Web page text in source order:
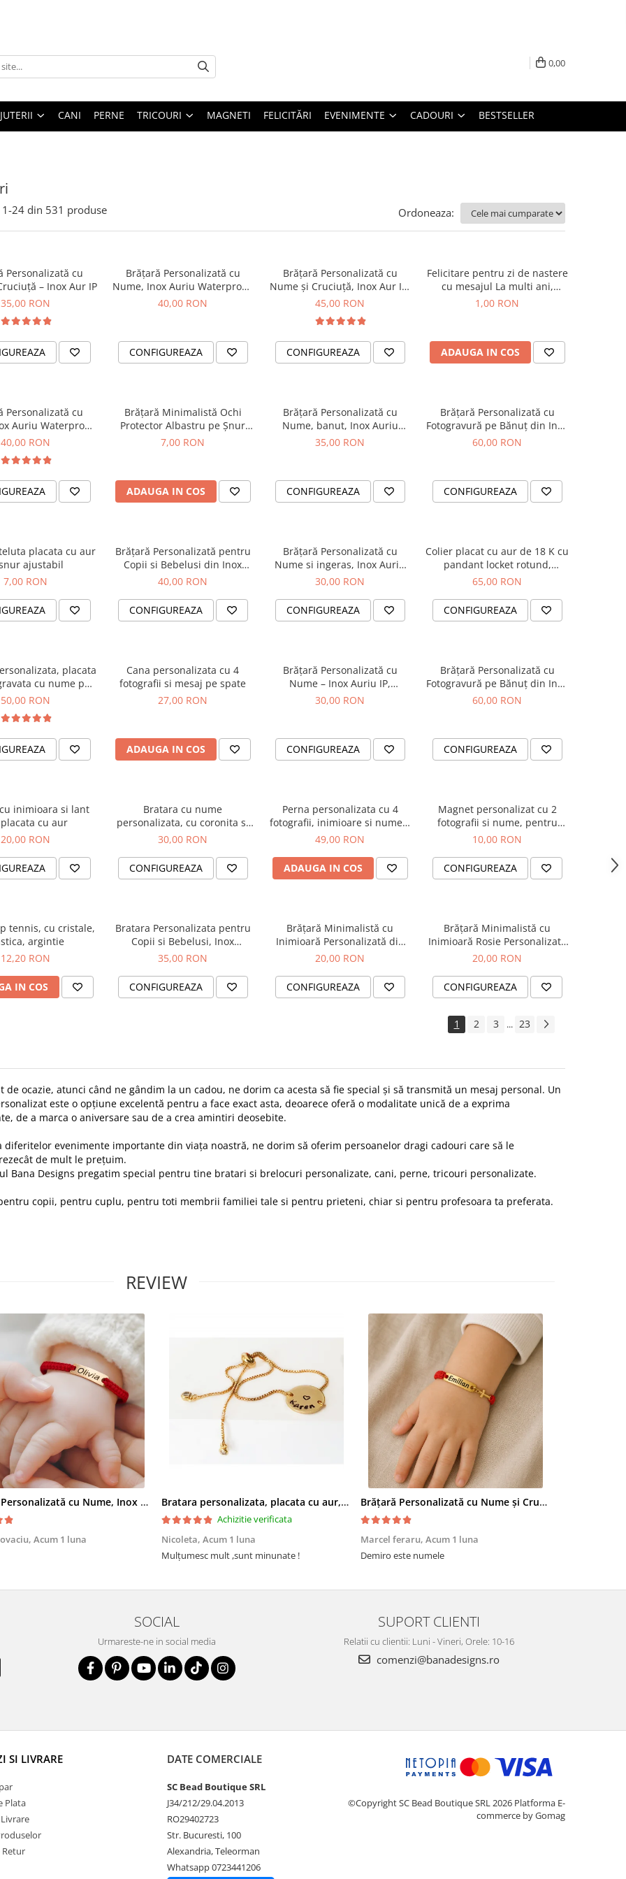
0,00
CANI PERNE TRICOURI MAGNETI FELICITĂRI EVENIMENTE CADOURI BESTSELLER
1-24 din 531 produse Ordoneaza:
Personalizată cu
– Inox Aur IP
35,00 RON
Brățară Personalizată cu
Nume, Inox Auriu Waterproof,
bilute pentru bebelusi
40,00 RON
CONFIGUREAZA
Brățară Personalizată cu
Nume și Cruciuță, Inox Aur IP,
Macrame
45,00 RON
CONFIGUREAZA
Felicitare pentru zi de nastere
cu mesajul La multi ani,
felicitare aniversara
1,00 RON
ADAUGA IN COS
Personalizată cu
Auriu Waterproof,
pentru copii
40,00 RON
Brățară Minimalistă Ochi
Protector Albastru pe Șnur
Mustar – Brățară Talisman
7,00 RON
ADAUGA IN COS
Brățară Personalizată cu
Nume, banut, Inox Auriu
Waterproof, pentru bebelusi
35,00 RON
CONFIGUREAZA
Brățară Personalizată cu
Fotogravură pe Bănuț din Inox
Argintiu 304
60,00 RON
CONFIGUREAZA
placata cu aur
ajustabil
7,00 RON
Brățară Personalizată pentru
Copii si Bebelusi din Inox
Waterproof, cu cristale rosii
40,00 RON
CONFIGUREAZA
Brățară Personalizată cu
Nume si ingeras, Inox Auriu
Waterproof, pentru bebelusi
30,00 RON
CONFIGUREAZA
Colier placat cu aur de 18 K cu
pandant locket rotund,
personalizat cu fotografie
65,00 RON
CONFIGUREAZA
placata
cu nume pe
inchidere reglabila
50,00 RON
Cana personalizata cu 4
fotografii si mesaj pe spate
27,00 RON
ADAUGA IN COS
Brățară Personalizată cu
Nume – Inox Auriu IP,
Waterproof
30,00 RON
CONFIGUREAZA
Brățară Personalizată cu
Fotogravură pe Bănuț din Inox
Argintiu 304 – Cristale Negre,
60,00 RON
CONFIGUREAZA
inimioara si lant
cu aur
20,00 RON
Bratara cu nume
personalizata, cu coronita si
snur ajustabil
30,00 RON
CONFIGUREAZA
Perna personalizata cu 4
fotografii, inimioare si numele
cuplului
49,00 RON
ADAUGA IN COS
Magnet personalizat cu 2
fotografii si nume, pentru
cuplu
10,00 RON
CONFIGUREAZA
tennis, cu cristale,
argintie
12,20 RON
IN COS
Bratara Personalizata pentru
Copii si Bebelusi, Inox
Waterproof, Nume & Cristale
35,00 RON
CONFIGUREAZA
Brățară Minimalistă cu
Inimioară Personalizată din
Inox Auriu IP, Waterproof
20,00 RON
CONFIGUREAZA
Brățară Minimalistă cu
Inimioară Rosie Personalizată
din Inox Auriu IP, Waterproof
20,00 RON
CONFIGUREAZA
1 2 3 ... 23
de ocazie, atunci când ne gândim la un cadou, ne dorim ca acesta să fie special și să transmită un mesaj personal. Un
este o opțiune excelentă pentru a face exact asta, deoarece oferă o modalitate unică de a exprima
de a marca o aniversare sau de a crea amintiri deosebite.
diferitelor evenimente importante din viața noastră, ne dorim să oferim persoanelor dragi cadouri care să le
de mult le prețuim.
Bana Designs pregatim special pentru tine bratari si brelocuri personalizate, cani, perne, tricouri personalizate.
copii, pentru cuplu, pentru toti membrii familiei tale si pentru prieteni, chiar si pentru profesoara ta preferata.
REVIEW
Brățară Personalizată cu Nume, Inox Auriu Waterproof, pentru copii
Acum 1 luna
Bratara personalizata, placata cu aur, gravata cu nume pe banut, cu inchidere reglabila GPslide2
Achizitie verificata
Nicoleta, Acum 1 luna
Mulțumesc mult ,sunt minunate !
Brățară Personalizată cu Nume și Cruciuță, Inox Aur IP, Macrame
Marcel feraru, Acum 1 luna
Demiro este numele
SOCIAL
Urmareste-ne in social media
SUPORT CLIENTI
Relatii cu clientii: Luni - Vineri, Orele: 10-16
comenzi@banadesigns.ro
SI LIVRARE
Plata
Retur
DATE COMERCIALE
SC Bead Boutique SRL
J34/212/29.04.2013
RO29402723
Str. Bucuresti, 100
Alexandria, Teleorman
Whatsapp 0723441206
©Copyright SC Bead Boutique SRL 2026 Platforma E-
commerce by Gomag